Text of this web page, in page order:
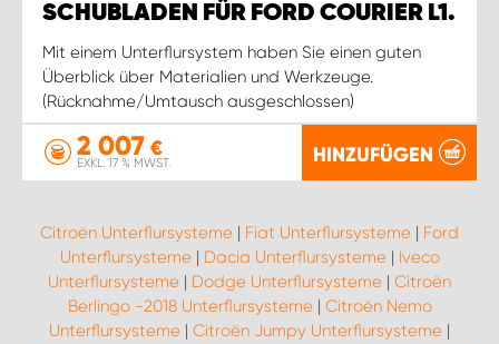
SCHUBLADEN FÜR FORD COURIER L1.
Mit einem Unterflursystem haben Sie einen guten
Überblick über Materialien und Werkzeuge.
(Rücknahme/Umtausch ausgeschlossen)
2 007 €
EXKL. 17 % MWST. HINZUFÜGEN
Citroën Unterflursysteme | Fiat Unterflursysteme | Ford
Unterflursysteme| Dacia Unterflursysteme| Iveco
Unterflursysteme | Dodge Unterflursysteme | Citroën
Berlingo -2018 Unterflursysteme| Citroën Nemo
Unterflursysteme | Citroën Jumpy Unterflursysteme |